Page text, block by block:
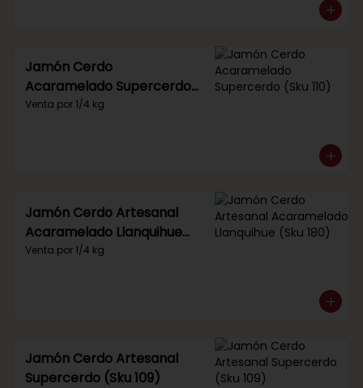
Jamón Cerdo
Acaramelado Supercerdo
(Sku 110)
Venta por 1/4 kg.
Jamón Cerdo Artesanal
Acaramelado Llanquihue
(Sku 180)
Venta por 1/4 kg.
Jamón Cerdo Artesanal
Supercerdo (Sku 109)